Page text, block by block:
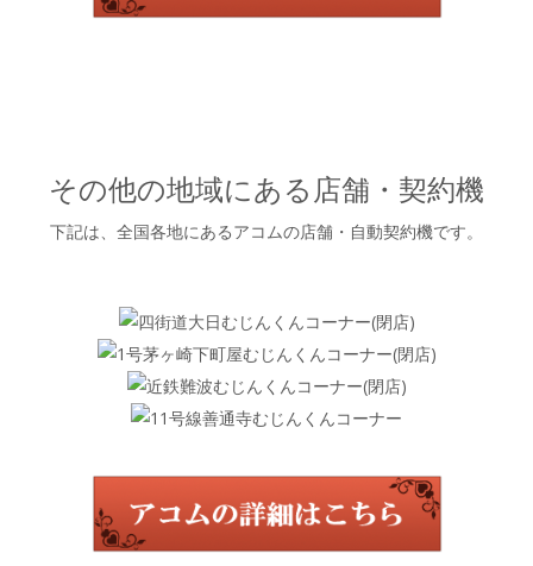
その他の地域にある店舗・契約機
下記は、全国各地にあるアコムの店舗・自動契約機です。